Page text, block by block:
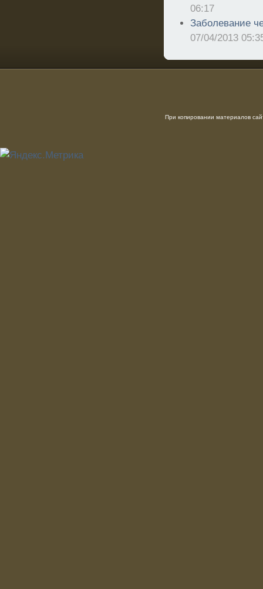
06:17
Заболевание
07/04/2013
При копировании материалов